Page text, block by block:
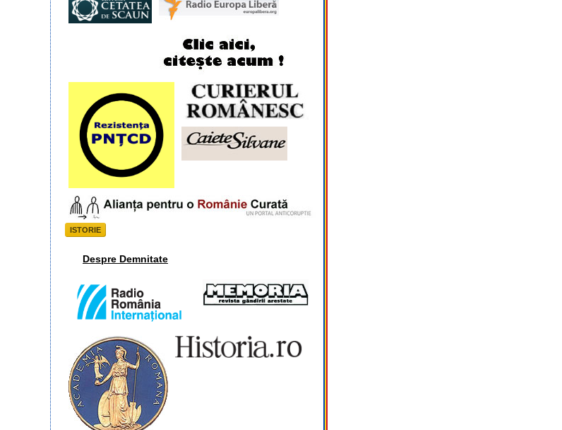
ISTORIE
Despre Demnitate